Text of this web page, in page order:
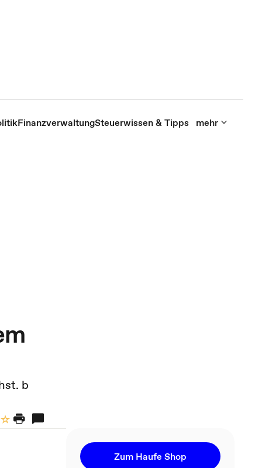
FinanzverwaltungSteuerwissen & Tipps mehr
b
Zum Haufe Shop